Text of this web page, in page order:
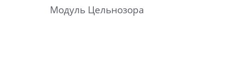
Модуль Цельнозора